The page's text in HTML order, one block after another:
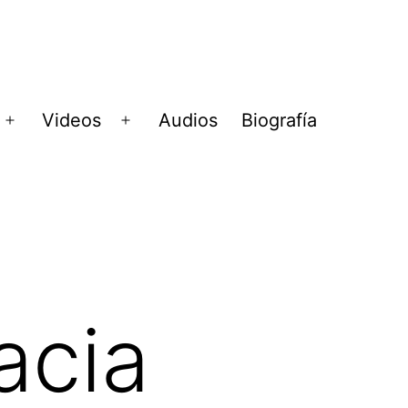
Abrir
Videos
Abrir
Audios Biografía